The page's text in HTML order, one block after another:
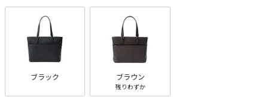
ブラック ブラウン
残りわずか